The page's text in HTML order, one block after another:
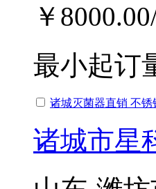
￥8000.00
最小起订
诸城灭菌器直销 不
诸城市星